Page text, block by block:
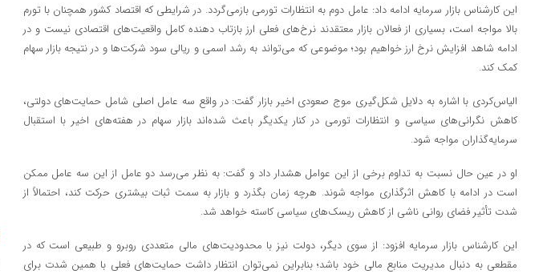
این کارشناس بازار سرمایه ادامه داد: عامل دوم به انتظارات تورمی بازمی‌گردد. در شرایطی که اقتصاد کشور همچنان با تورم
بالا مواجه است، بسیاری از فعالان بازار معتقدند نرخ‌های فعلی ارز بازتاب‌ دهنده کامل واقعیت‌های اقتصادی نیست و در
ادامه شاهد افزایش نرخ ارز خواهیم بود؛ موضوعی که می‌تواند به رشد اسمی و ریالی سود شرکت‌ها و در نتیجه بازار سهام
کمک کند.
الیاس‌کردی با اشاره به دلایل شکل‌گیری موج صعودی اخیر بازار گفت: در واقع سه عامل اصلی شامل حمایت‌های دولتی،
کاهش نگرانی‌های سیاسی و انتظارات تورمی در کنار یکدیگر باعث شده‌اند بازار سهام در هفته‌های اخیر با استقبال
سرمایه‌گذاران مواجه شود.
او در عین حال نسبت به تداوم برخی از این عوامل هشدار داد و گفت: به نظر می‌رسد دو عامل از این سه عامل ممکن
است در ادامه با کاهش اثرگذاری مواجه شوند. هرچه زمان بگذرد و بازار به سمت ثبات بیشتری حرکت کند، احتمالاً از
شدت تأثیر فضای روانی ناشی از کاهش ریسک‌های سیاسی کاسته خواهد شد.
این کارشناس بازار سرمایه افزود: از سوی دیگر، دولت نیز با محدودیت‌های مالی متعددی روبرو و طبیعی است که در
مقطعی به دنبال مدیریت منابع مالی خود باشد؛ بنابراین نمی‌توان انتظار داشت حمایت‌های فعلی با همین شدت برای